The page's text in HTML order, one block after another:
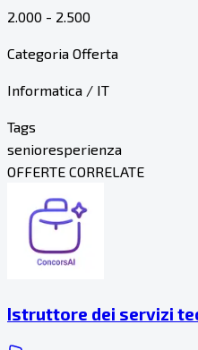
2.000 - 2.500
Categoria Offerta
Informatica / IT
Tags
senioresperienza
OFFERTE CORRELATE
Istruttore dei servizi